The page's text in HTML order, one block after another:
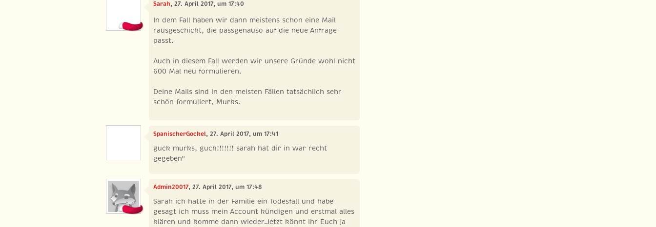
Sarah, 27. April 2017, um 17:40
In dem Fall haben wir dann meistens schon eine Mail
rausgeschickt, die passgenauso auf die neue Anfrage
passt.
Auch in diesem Fall werden wir unsere Gründe wohl nicht
600 Mal neu formulieren.
Deine Mails sind in den meisten Fällen tatsächlich sehr
schön formuliert, Murks.
SpanischerGockel, 27. April 2017, um 17:41
guck murks, guck!!!!!!! sarah hat dir in war recht
gegeben"
Admin20017, 27. April 2017, um 17:48
Sarah ich hatte in der Familie ein Todesfall und habe
gesagt ich muss mein Account kündigen und erstmal alles
klären und komme dann wieder.Jetzt könnt ihr Euch ja